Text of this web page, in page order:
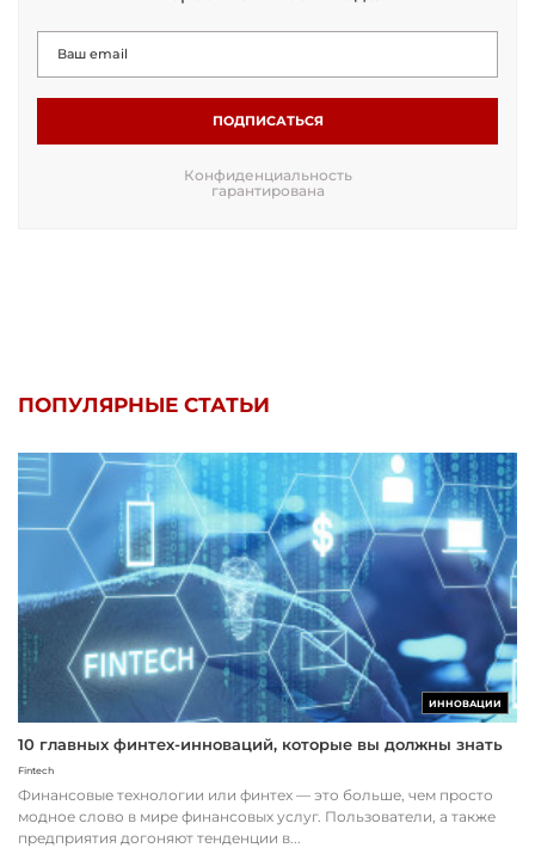
ПОДПИСАТЬСЯ
Конфиденциальность
гарантирована
ПОПУЛЯРНЫЕ СТАТЬИ
ИННОВАЦИИ
10 главных финтех-инноваций, которые вы должны знать
Fintech
Финансовые технологии или финтех — это больше, чем просто
модное слово в мире финансовых услуг. Пользователи, а также
предприятия догоняют тенденции в...